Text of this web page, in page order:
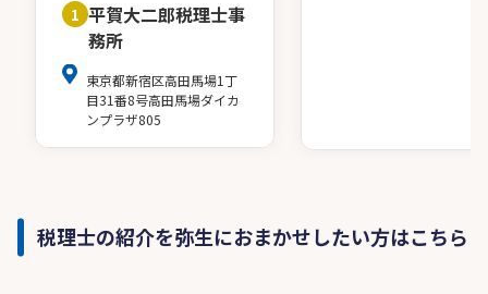
1 平賀大二郎税理士事
務所
東京都新宿区高田馬場1丁
目31番8号高田馬場ダイカ
ンプラザ805
税理士の紹介を弥生におまかせしたい方はこちら